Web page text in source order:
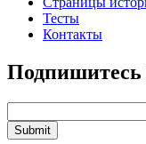
Тесты
Контакты
Подпишитесь